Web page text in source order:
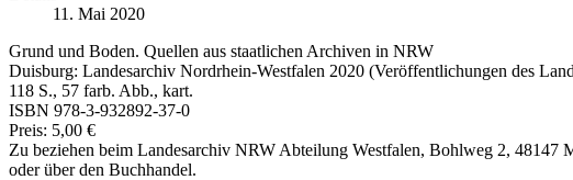
11. Mai 2020
Grund und Boden. Quellen aus staatlichen Archiven in NRW
Duisburg: Landesarchiv Nordrhein-Westfalen 2020 (Veröffentlichungen des
118 S., 57 farb. Abb., kart.
ISBN 978-3-932892-37-0
Preis: 5,00 €
Zu beziehen beim Landesarchiv NRW Abteilung Westfalen, Bohlweg 2, 48147
oder über den Buchhandel.